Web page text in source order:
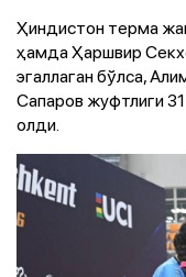
Ҳиндистон терма
ҳамда Ҳаршвир
эгаллаган бўлса,
Сапаров жуфтлиги
олди.